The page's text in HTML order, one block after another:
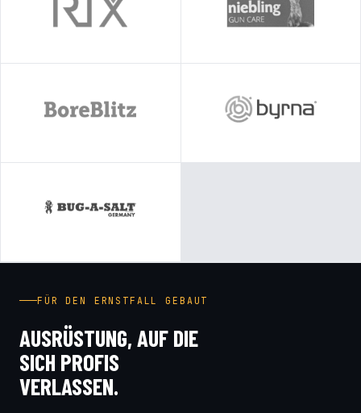
FÜR DEN ERNSTFALL GEBAUT
AUSRÜSTUNG, AUF DIE
SICH PROFIS
VERLASSEN.